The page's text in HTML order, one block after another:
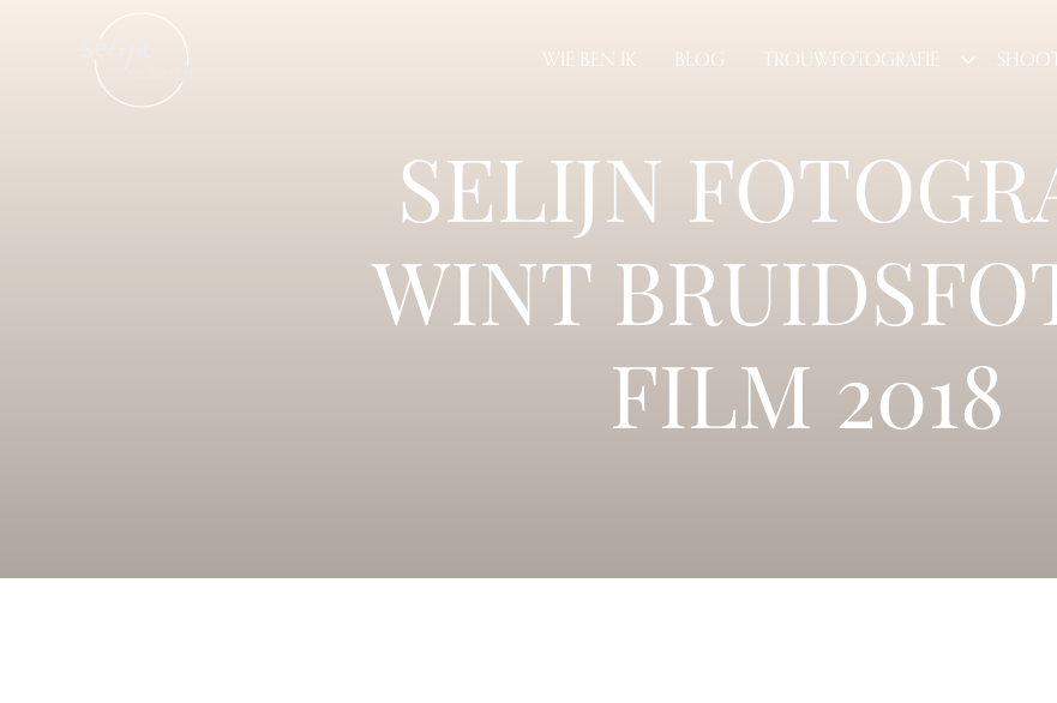
WIE BEN IK BLOG TROUWFOTOGRAFIE
SELIJN
WINT
FILM 2018